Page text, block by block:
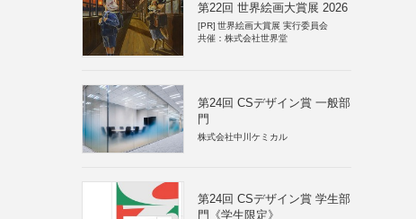
第22回 世界絵画大賞展 2026
[PR] 世界絵画大賞展 実行委員会
共催：株式会社世界堂
第24回 CSデザイン賞 一般部
門
株式会社中川ケミカル
第24回 CSデザイン賞 学生部
門《学生限定》